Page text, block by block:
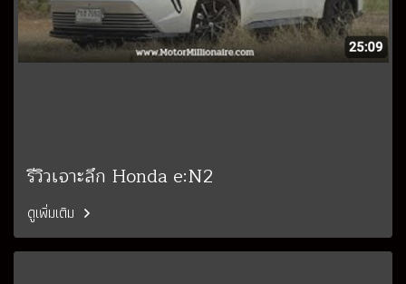
รีวิวเจาะลึก Honda e:N2
ดูเพิ่มเติม